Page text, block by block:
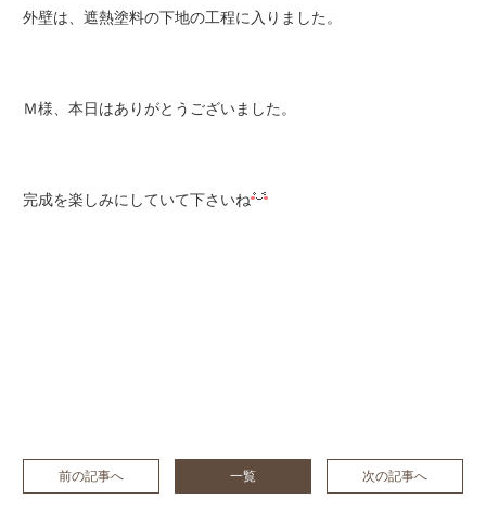
外壁は、遮熱塗料の下地の工程に入りました。
Ｍ様、本日はありがとうございました。
完成を楽しみにしていて下さいね
前の記事へ 一覧 次の記事へ